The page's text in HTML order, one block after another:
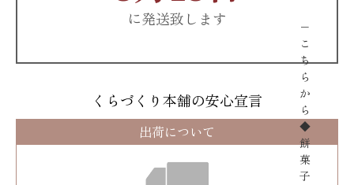
−
こ
ち
ら
か
ら
◆
餅
菓
子
に発送致します
くらづくり本舗の安心宣言
出荷について